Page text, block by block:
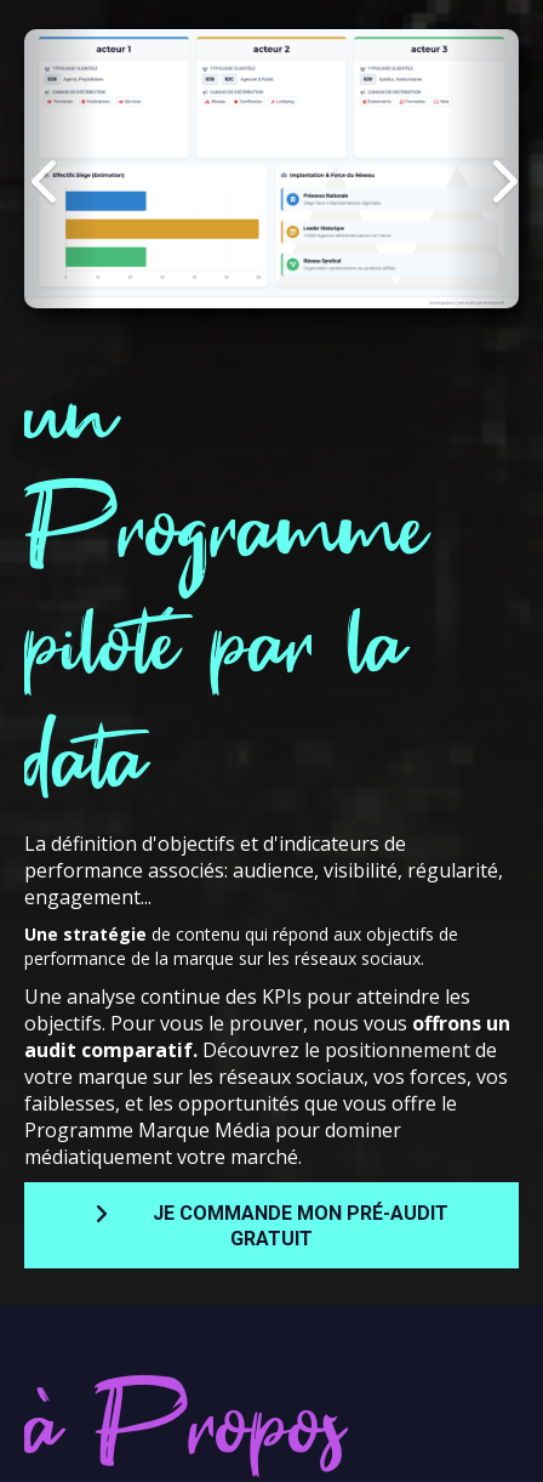
Précédent
un
Programme
piloté par la
data
La définition d'objectifs et d'indicateurs de
performance associés: audience, visibilité, régularité,
engagement...
Une stratégie de contenu qui répond aux objectifs de
performance de la marque sur les réseaux sociaux.
Une analyse continue des KPIs pour atteindre les
objectifs. Pour vous le prouver, nous vous offrons un
audit comparatif. Découvrez le positionnement de
votre marque sur les réseaux sociaux, vos forces, vos
faiblesses, et les opportunités que vous offre le
Programme Marque Média pour dominer
médiatiquement votre marché.
JE COMMANDE MON PRÉ-AUDIT
GRATUIT
à Propos